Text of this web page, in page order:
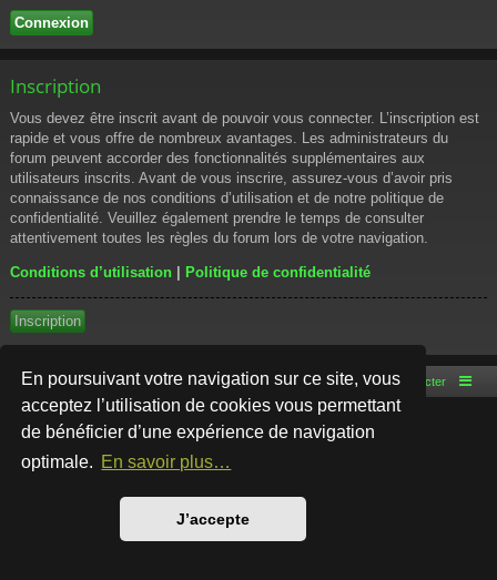
En poursuivant votre navigation sur ce site, vous
acceptez l’utilisation de cookies vous permettant
de bénéficier d’une expérience de navigation
optimale. En savoir plus…
J’accepte
Inscription
Vous devez être inscrit avant de pouvoir vous connecter. L’inscription est
rapide et vous offre de nombreux avantages. Les administrateurs du
forum peuvent accorder des fonctionnalités supplémentaires aux
utilisateurs inscrits. Avant de vous inscrire, assurez-vous d’avoir pris
connaissance de nos conditions d’utilisation et de notre politique de
confidentialité. Veuillez également prendre le temps de consulter
attentivement toutes les règles du forum lors de votre navigation.
Conditions d’utilisation | Politique de confidentialité
Inscription
Accueil du forum Nous contacter
Développé parphpBB® Forum Software © phpBB Limited
Style par
Traduction française officielle